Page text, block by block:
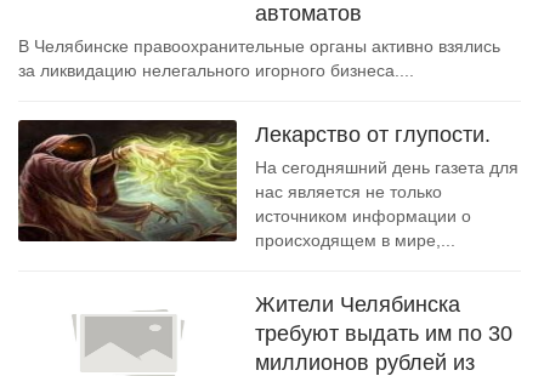
автоматов
В Челябинске правоохранительные органы активно взялись
за ликвидацию нелегального игорного бизнеса....
Лекарство от глупости.
На сегодняшний день газета для
нас является не только
источником информации о
происходящем в мире,...
Жители Челябинска
требуют выдать им по 30
миллионов рублей из